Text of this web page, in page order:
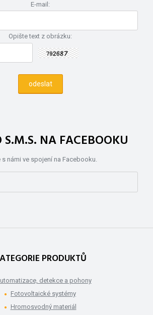
E-mail:
Opište text z obrázku:
S.M.S. NA FACEBOOKU
s námi ve spojení na Facebooku.
PRODUKTŮ
detekce a pohony
Fotovoltaické systémy
Hromosvodný materiál